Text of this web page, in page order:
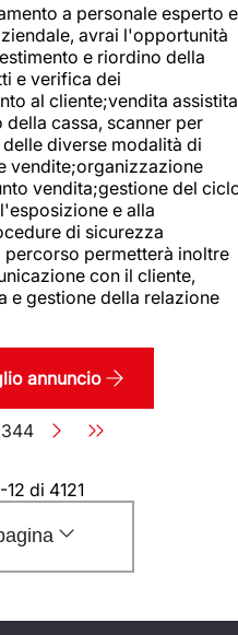
a personale esperto e
avrai l'opportunità
e riordino della
e verifica dei
al cliente;vendita assistita
cassa, scanner per
diverse modalità di
vendite;organizzazione
vendita;gestione del
e alla
di sicurezza
permetterà inoltre
con il cliente,
e gestione della relazione
annuncio
Pagina
344
12 di 4121